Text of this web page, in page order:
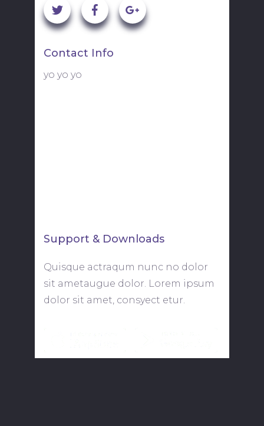
Contact Info
yo yo yo
Support & Downloads
Quisque actraqum nunc no dolor
sit ametaugue dolor. Lorem ipsum
dolor sit amet, consyect etur.